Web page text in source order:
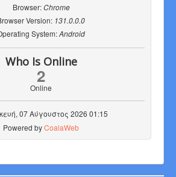
Browser:Chrome
Version: 131.0.0.0
System:Android
Who Is Online
2
Online
07 Αύγουστος 2026 01:15
Powered byCoalaWeb